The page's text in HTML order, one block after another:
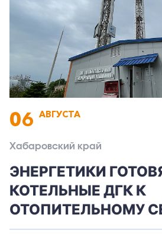
06 АВГУСТА
Хабаровский край
ЭНЕРГЕТИКИ
КОТЕЛЬНЫЕ ДГК К
ОТОПИТЕЛЬНОМУ